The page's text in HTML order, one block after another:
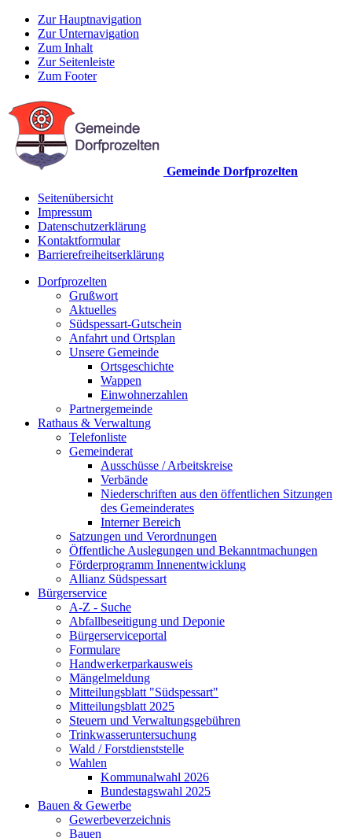
Zur Hauptnavigation
Zur Unternavigation
Zum Inhalt
Zur Seitenleiste
Zum Footer
Gemeinde Dorfprozelten
Seitenübersicht
Impressum
Datenschutzerklärung
Kontaktformular
Barrierefreiheitserklärung
Dorfprozelten
Grußwort
Aktuelles
Südspessart-Gutschein
Anfahrt und Ortsplan
Unsere Gemeinde
Ortsgeschichte
Wappen
Einwohnerzahlen
Partnergemeinde
Rathaus & Verwaltung
Telefonliste
Gemeinderat
Ausschüsse / Arbeitskreise
Verbände
Niederschriften aus den öffentlichen Sitzungen
des Gemeinderates
Interner Bereich
Satzungen und Verordnungen
Öffentliche Auslegungen und Bekanntmachungen
Förderprogramm Innenentwicklung
Allianz Südspessart
Bürgerservice
A-Z - Suche
Abfallbeseitigung und Deponie
Bürgerserviceportal
Formulare
Handwerkerparkausweis
Mängelmeldung
Mitteilungsblatt "Südspessart"
Mitteilungsblatt 2025
Steuern und Verwaltungsgebühren
Trinkwasseruntersuchung
Wald / Forstdienststelle
Wahlen
Kommunalwahl 2026
Bundestagswahl 2025
Bauen & Gewerbe
Gewerbeverzeichnis
Bauen